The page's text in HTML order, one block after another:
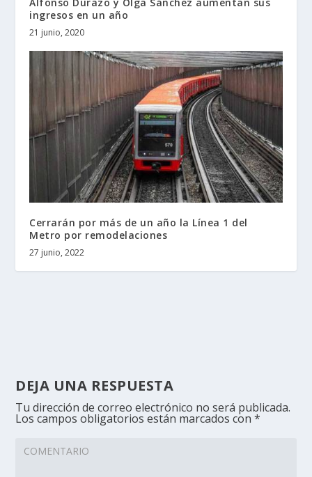
Alfonso Durazo y Olga Sánchez aumentan sus
ingresos en un año
21 junio, 2020
Cerrarán por más de un año la Línea 1 del
Metro por remodelaciones
27 junio, 2022
DEJA UNA RESPUESTA
Tu dirección de correo electrónico no será publicada.
Los campos obligatorios están marcados con*